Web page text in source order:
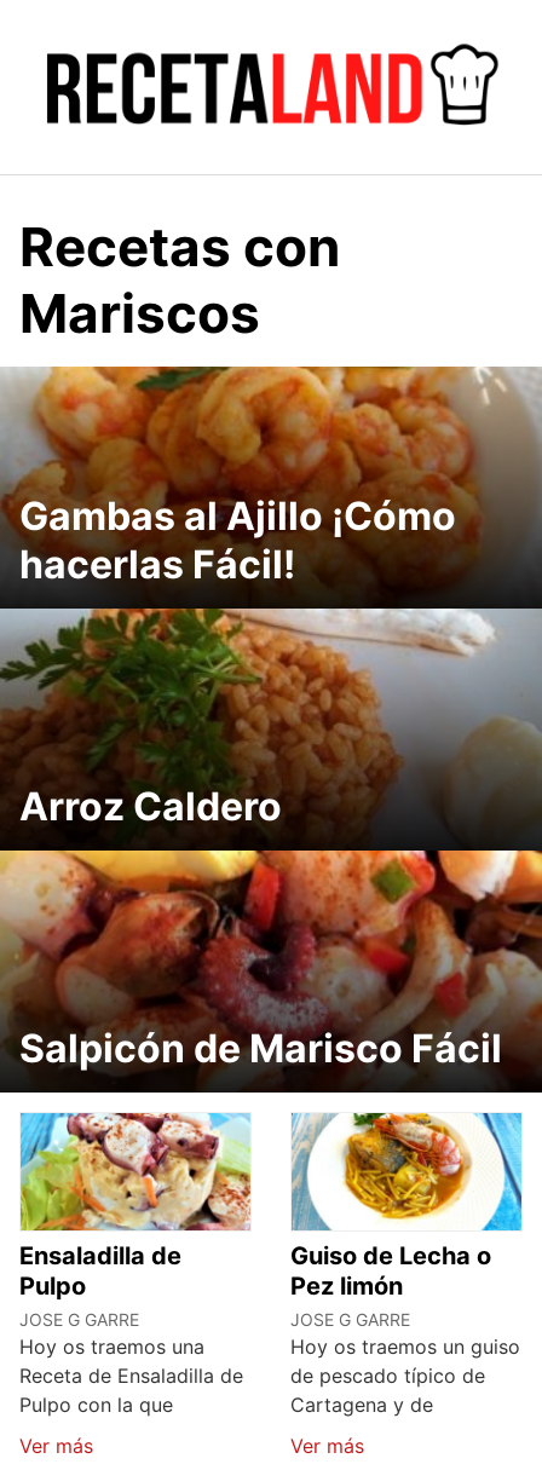
contenido
Recetas con
Mariscos
Gambas al Ajillo ¡Cómo
hacerlas Fácil!
Arroz Caldero
Salpicón de Marisco Fácil
Ensaladilla de
Pulpo
JOSE G GARRE
Hoy os traemos una
Receta de Ensaladilla de
Pulpo con la que
Ver más
Guiso de Lecha o
Pez limón
JOSE G GARRE
Hoy os traemos un guiso
de pescado típico de
Cartagena y de
Ver más